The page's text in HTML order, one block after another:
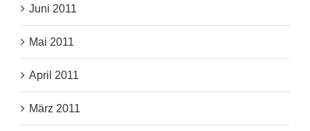
Juni 2011
Mai 2011
April 2011
März 2011